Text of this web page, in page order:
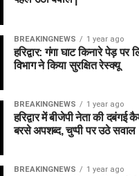
BREAKINGNEWS 1 year ago
हरिद्वार: गंगा घाट किनारे पेड़
विभाग ने किया सुरक्षित रेस्क्यू
BREAKINGNEWS 1 year ago
हरिद्वार में बीजेपी नेता की
बरसे अपशब्द, चुप्पी पर उठे सवाल
BREAKINGNEWS 1 year ago